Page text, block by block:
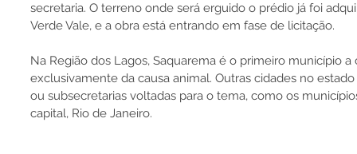
secretaria. O terreno onde será erguido o prédio já foi
Verde Vale, e a obra está entrando em fase de licitação.
Na Região dos Lagos, Saquarema é o primeiro município
exclusivamente da causa animal. Outras cidades no
ou subsecretarias voltadas para o tema, como os
capital, Rio de Janeiro.